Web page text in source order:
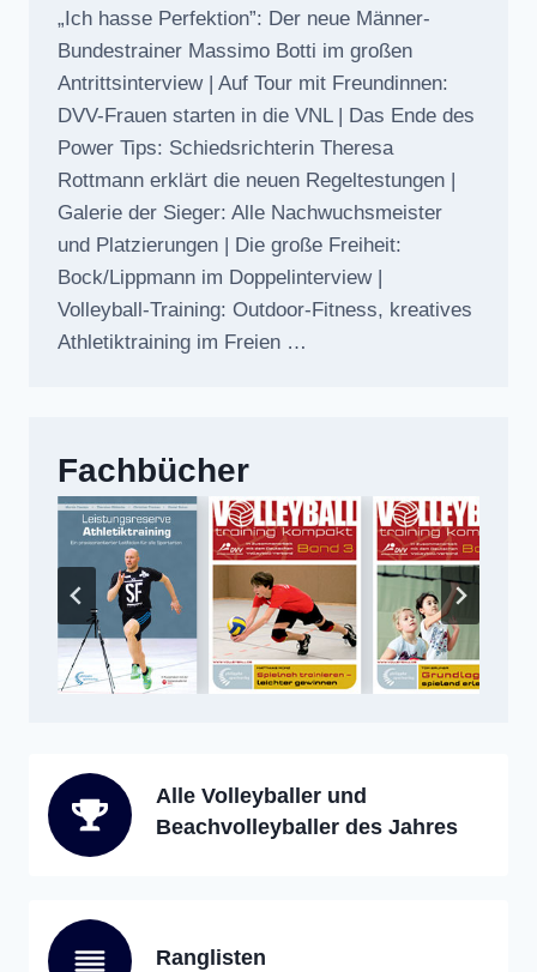
„Ich hasse Perfektion”: Der neue Männer-
Bundestrainer Massimo Botti im großen
Antrittsinterview | Auf Tour mit Freundinnen:
DVV-Frauen starten in die VNL | Das Ende des
Power Tips: Schiedsrichterin Theresa
Rottmann erklärt die neuen Regeltestungen |
Galerie der Sieger: Alle Nachwuchsmeister
und Platzierungen | Die große Freiheit:
Bock/Lippmann im Doppelinterview |
Volleyball-Training: Outdoor-Fitness, kreatives
Athletiktraining im Freien …
Fachbücher
Alle Volleyballer und
Beachvolleyballer des Jahres
Ranglisten